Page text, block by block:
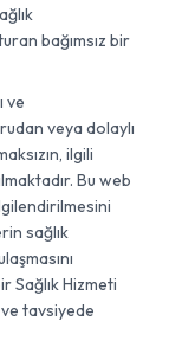
bağımsız bir
ve
veya dolaylı
ilgili
Bu web
sağlık
Sağlık Hizmeti
tavsiyede